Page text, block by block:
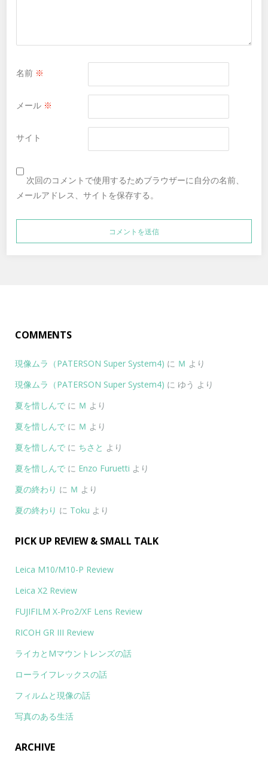
名前 ※
メール ※
サイト
次回のコメントで使用するためブラウザーに自分の名前、
メールアドレス、サイトを保存する。
COMMENTS
現像ムラ（PATERSON Super System4) に Ｍ より
現像ムラ（PATERSON Super System4) に ゆう より
夏を惜しんで に Ｍ より
夏を惜しんで に Ｍ より
夏を惜しんで に ちさと より
夏を惜しんで に Enzo Furuetti より
夏の終わり に Ｍ より
夏の終わり に Toku より
PICK UP REVIEW & SMALL TALK
Leica M10/M10-P Review
Leica X2 Review
FUJIFILM X-Pro2/XF Lens Review
RICOH GR III Review
ライカとMマウントレンズの話
ローライフレックスの話
フィルムと現像の話
写真のある生活
ARCHIVE